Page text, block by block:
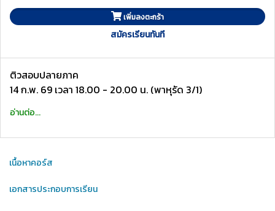
เพิ่มลงตะกร้า
สมัครเรียนทันที
ติวสอบปลายภาค
14 ก.พ. 69 เวลา 18.00 - 20.00 น. (พาหุรัด 3/1)
อ่านต่อ...
เนื้อหาคอร์ส
เอกสารประกอบการเรียน